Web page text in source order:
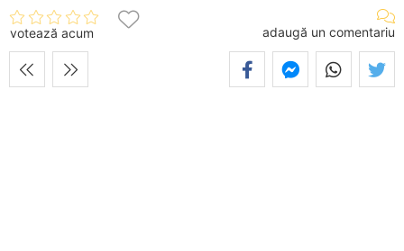
votează acum adaugă un comentariu